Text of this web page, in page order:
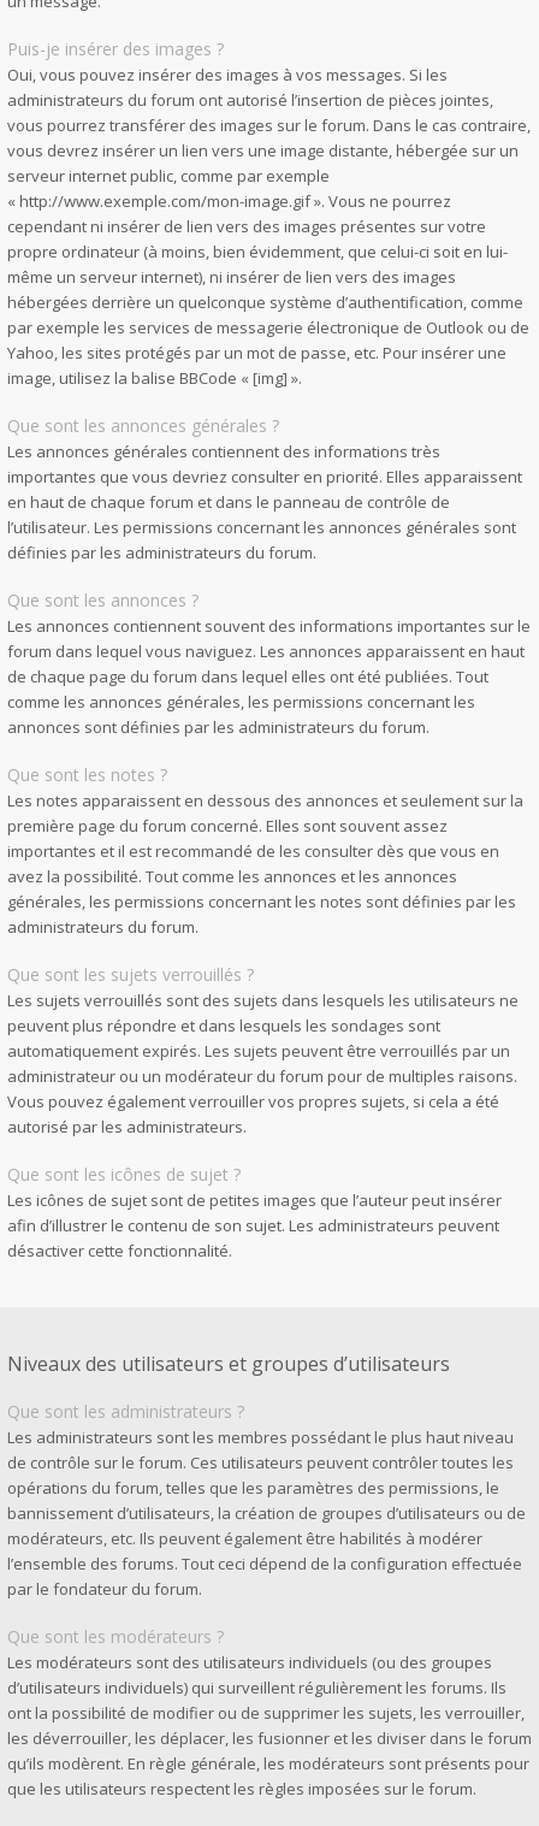
Puis-je insérer des images ?
Oui, vous pouvez insérer des images à vos messages. Si les
administrateurs du forum ont autorisé l’insertion de pièces jointes,
vous pourrez transférer des images sur le forum. Dans le cas contraire,
vous devrez insérer un lien vers une image distante, hébergée sur un
serveur internet public, comme par exemple
« http://www.exemple.com/mon-image.gif ». Vous ne pourrez
cependant ni insérer de lien vers des images présentes sur votre
propre ordinateur (à moins, bien évidemment, que celui-ci soit en lui-
même un serveur internet), ni insérer de lien vers des images
hébergées derrière un quelconque système d’authentification, comme
par exemple les services de messagerie électronique de Outlook ou de
Yahoo, les sites protégés par un mot de passe, etc. Pour insérer une
image, utilisez la balise BBCode « [img] ».
Que sont les annonces générales ?
Les annonces générales contiennent des informations très
importantes que vous devriez consulter en priorité. Elles apparaissent
en haut de chaque forum et dans le panneau de contrôle de
l’utilisateur. Les permissions concernant les annonces générales sont
définies par les administrateurs du forum.
Que sont les annonces ?
Les annonces contiennent souvent des informations importantes sur le
forum dans lequel vous naviguez. Les annonces apparaissent en haut
de chaque page du forum dans lequel elles ont été publiées. Tout
comme les annonces générales, les permissions concernant les
annonces sont définies par les administrateurs du forum.
Que sont les notes ?
Les notes apparaissent en dessous des annonces et seulement sur la
première page du forum concerné. Elles sont souvent assez
importantes et il est recommandé de les consulter dès que vous en
avez la possibilité. Tout comme les annonces et les annonces
générales, les permissions concernant les notes sont définies par les
administrateurs du forum.
Que sont les sujets verrouillés ?
Les sujets verrouillés sont des sujets dans lesquels les utilisateurs ne
peuvent plus répondre et dans lesquels les sondages sont
automatiquement expirés. Les sujets peuvent être verrouillés par un
administrateur ou un modérateur du forum pour de multiples raisons.
Vous pouvez également verrouiller vos propres sujets, si cela a été
autorisé par les administrateurs.
Que sont les icônes de sujet ?
Les icônes de sujet sont de petites images que l’auteur peut insérer
afin d’illustrer le contenu de son sujet. Les administrateurs peuvent
désactiver cette fonctionnalité.
Niveaux des utilisateurs et groupes d’utilisateurs
Que sont les administrateurs ?
Les administrateurs sont les membres possédant le plus haut niveau
de contrôle sur le forum. Ces utilisateurs peuvent contrôler toutes les
opérations du forum, telles que les paramètres des permissions, le
bannissement d’utilisateurs, la création de groupes d’utilisateurs ou de
modérateurs, etc. Ils peuvent également être habilités à modérer
l’ensemble des forums. Tout ceci dépend de la configuration effectuée
par le fondateur du forum.
Que sont les modérateurs ?
Les modérateurs sont des utilisateurs individuels (ou des groupes
d’utilisateurs individuels) qui surveillent régulièrement les forums. Ils
ont la possibilité de modifier ou de supprimer les sujets, les verrouiller,
les déverrouiller, les déplacer, les fusionner et les diviser dans le forum
qu’ils modèrent. En règle générale, les modérateurs sont présents pour
que les utilisateurs respectent les règles imposées sur le forum.